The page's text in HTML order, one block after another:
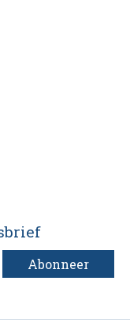
Abonneer